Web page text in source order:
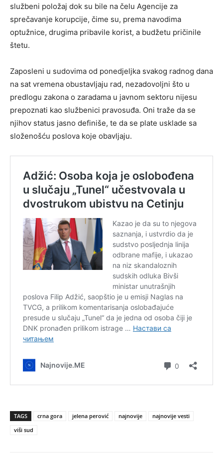
službeni položaj dok su bile na čelu Agencije za
sprečavanje korupcije, čime su, prema navodima
optužnice, drugima pribavile korist, a budžetu pričinile
štetu.
Zaposleni u sudovima od ponedjeljka svakog radnog dana
na sat vremena obustavljaju rad, nezadovoljni što u
predlogu zakona o zaradama u javnom sektoru nijesu
prepoznati kao službenici pravosuđa. Oni traže da se
njihov status jasno definiše, te da se plate usklade sa
složenošću poslova koje obavljaju.
TAGS crna gora jelena perović najnovije
najnovije vesti
viši sud